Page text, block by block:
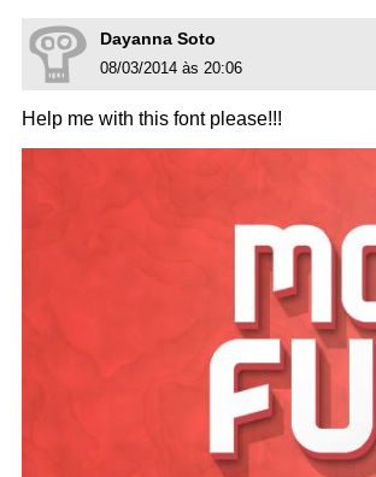
Dayanna Soto
08/03/2014 às 20:06
Help me with this font please!!!